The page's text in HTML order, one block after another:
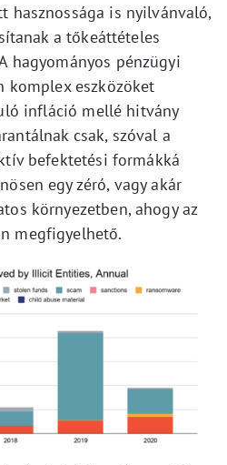
hasznossága is nyilvánvaló,
a tőkeáttételes
hagyományos pénzügyi
komplex eszközöket
infláció mellé hitvány
csak, szóval a
befektetési formákká
egy zéró, vagy akár
környezetben, ahogy az
megfigyelhető.